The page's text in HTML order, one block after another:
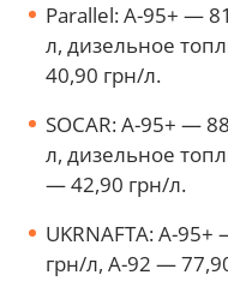
Parallel: А-95+ —
л, дизельное
40,90 грн/л.
SOCAR: А-95+ —
л, дизельное
— 42,90 грн/л.
UKRNAFTA: А-
грн/л, А-92 —